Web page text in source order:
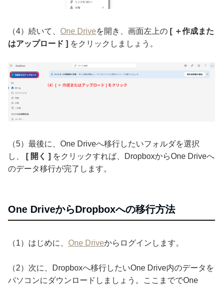
（4）続いて、 One Driveを開き、画面左上の [ ＋作成また
はアップロード ] をクリックしましょう。
（5）最後に、One Driveへ移行したいフォルダを選択
し、
[ 開く ] をクリックすれば、DropboxからOne Driveへ
のデータ移行が完了します。
One DriveからDropboxへの移行方法
（1）はじめに、 One Driveからログインします。
（2）次に、Dropboxへ移行したいOne Drive内のデータを
パソコンにダウンロードしましょう。ここまででOne